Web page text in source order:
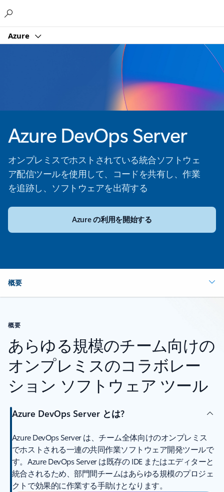
Azure
Azure DevOps Server
オンプレミスでホストされている統合ソフトウェ
ア配信ツールを使用して、コードを共有し、作業
を追跡し、ソフトウェアを出荷する
Azure の利用を開始する
概要
概要
あらゆる規模のチーム向けの
オンプレミスのコラボレー
ション ソフトウェア ツール
Azure DevOps Server とは?
Azure DevOps Server は、チーム全体向けのオンプレミス
でホストされる一連の共同作業ソフトウェア開発ツールで
す。Azure DevOps Server は既存の IDE またはエディターと
統合されるため、部門間チームはあらゆる規模のプロジェ
クトで効果的に作業する手助けとなります。